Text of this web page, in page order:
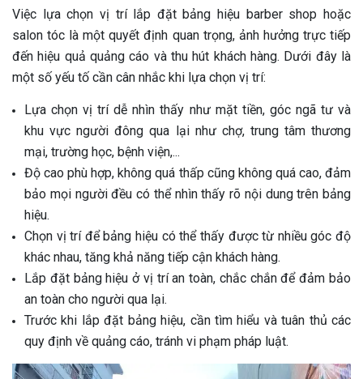
Việc lựa chọn vị trí lắp đặt bảng hiệu barber shop hoặc
salon tóc là một quyết định quan trọng, ảnh hưởng trực tiếp
đến hiệu quả quảng cáo và thu hút khách hàng. Dưới đây là
một số yếu tố cần cân nhắc khi lựa chọn vị trí:
Lựa chọn vị trí dễ nhìn thấy như mặt tiền, góc ngã tư và
khu vực người đông qua lại như chợ, trung tâm thương
mại, trường học, bệnh viện,...
Độ cao phù hợp, không quá thấp cũng không quá cao, đảm
bảo mọi người đều có thể nhìn thấy rõ nội dung trên bảng
hiệu.
Chọn vị trí để bảng hiệu có thể thấy được từ nhiều góc độ
khác nhau, tăng khả năng tiếp cận khách hàng.
Lắp đặt bảng hiệu ở vị trí an toàn, chắc chắn để đảm bảo
an toàn cho người qua lại.
Trước khi lắp đặt bảng hiệu, cần tìm hiểu và tuân thủ các
quy định về quảng cáo, tránh vi phạm pháp luật.